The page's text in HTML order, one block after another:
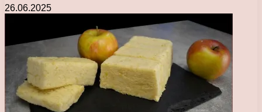
26.06.2025